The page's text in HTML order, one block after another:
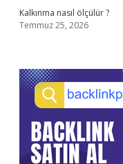
Kalkınma nasıl ölçülür ?
Temmuz 25, 2026